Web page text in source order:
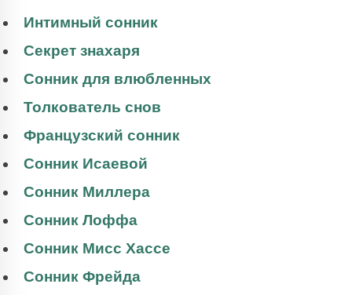
Интимный сонник
Секрет знахаря
Сонник для влюбленных
Толкователь снов
Французский сонник
Сонник Исаевой
Сонник Миллера
Сонник Лоффа
Сонник Мисс Хассе
Сонник Фрейда